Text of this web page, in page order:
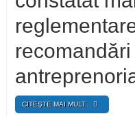
CITEŞTE MAI MULT...